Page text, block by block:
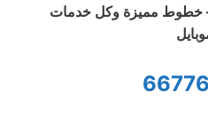
خطوط مميزة وكل خدمات